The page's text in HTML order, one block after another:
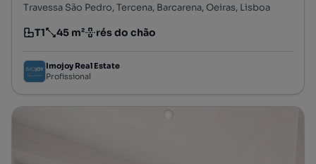
Travessa São Pedro, Tercena, Barcarena, Oeiras, Lisboa
Tipologia
T1
Preço por metro quadrado
45 m²
Andar rés do chão
Imojoy Real Estate
Profissional